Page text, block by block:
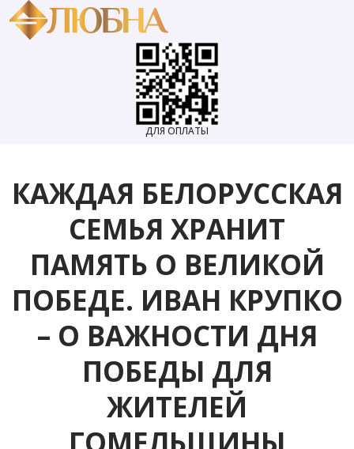
ДЛЯ ОПЛАТЫ
КАЖДАЯ БЕЛОРУССКАЯ
СЕМЬЯ ХРАНИТ
ПАМЯТЬ О ВЕЛИКОЙ
ПОБЕДЕ. ИВАН КРУПКО
– О ВАЖНОСТИ ДНЯ
ПОБЕДЫ ДЛЯ
ЖИТЕЛЕЙ